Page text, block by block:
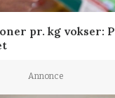
pr. kg vokser:
Annonce